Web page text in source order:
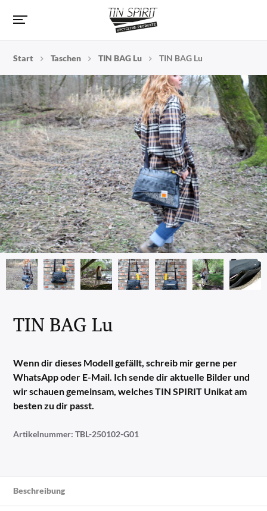
Start Taschen TIN BAG Lu TIN BAG Lu
TIN BAG Lu
Wenn dir dieses Modell gefällt, schreib mir gerne per
WhatsApp oder E-Mail. Ich sende dir aktuelle Bilder und
wir schauen gemeinsam, welches TIN SPIRIT Unikat am
besten zu dir passt.
Artikelnummer:TBL-250102-G01
Beschreibung